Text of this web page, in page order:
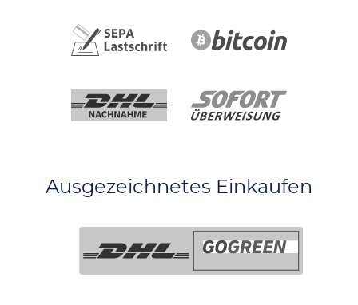
Ausgezeichnetes Einkaufen